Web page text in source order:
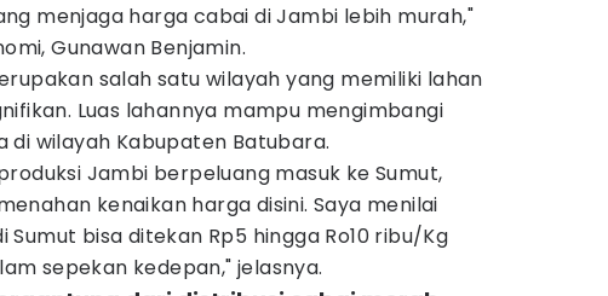
menjaga harga cabai di Jambi lebih murah,"
Gunawan Benjamin.
salah satu wilayah yang memiliki lahan
Luas lahannya mampu mengimbangi
di wilayah Kabupaten Batubara.
Jambi berpeluang masuk ke Sumut,
kenaikan harga disini. Saya menilai
bisa ditekan Rp5 hingga Ro10 ribu/Kg
sepekan kedepan," jelasnya.